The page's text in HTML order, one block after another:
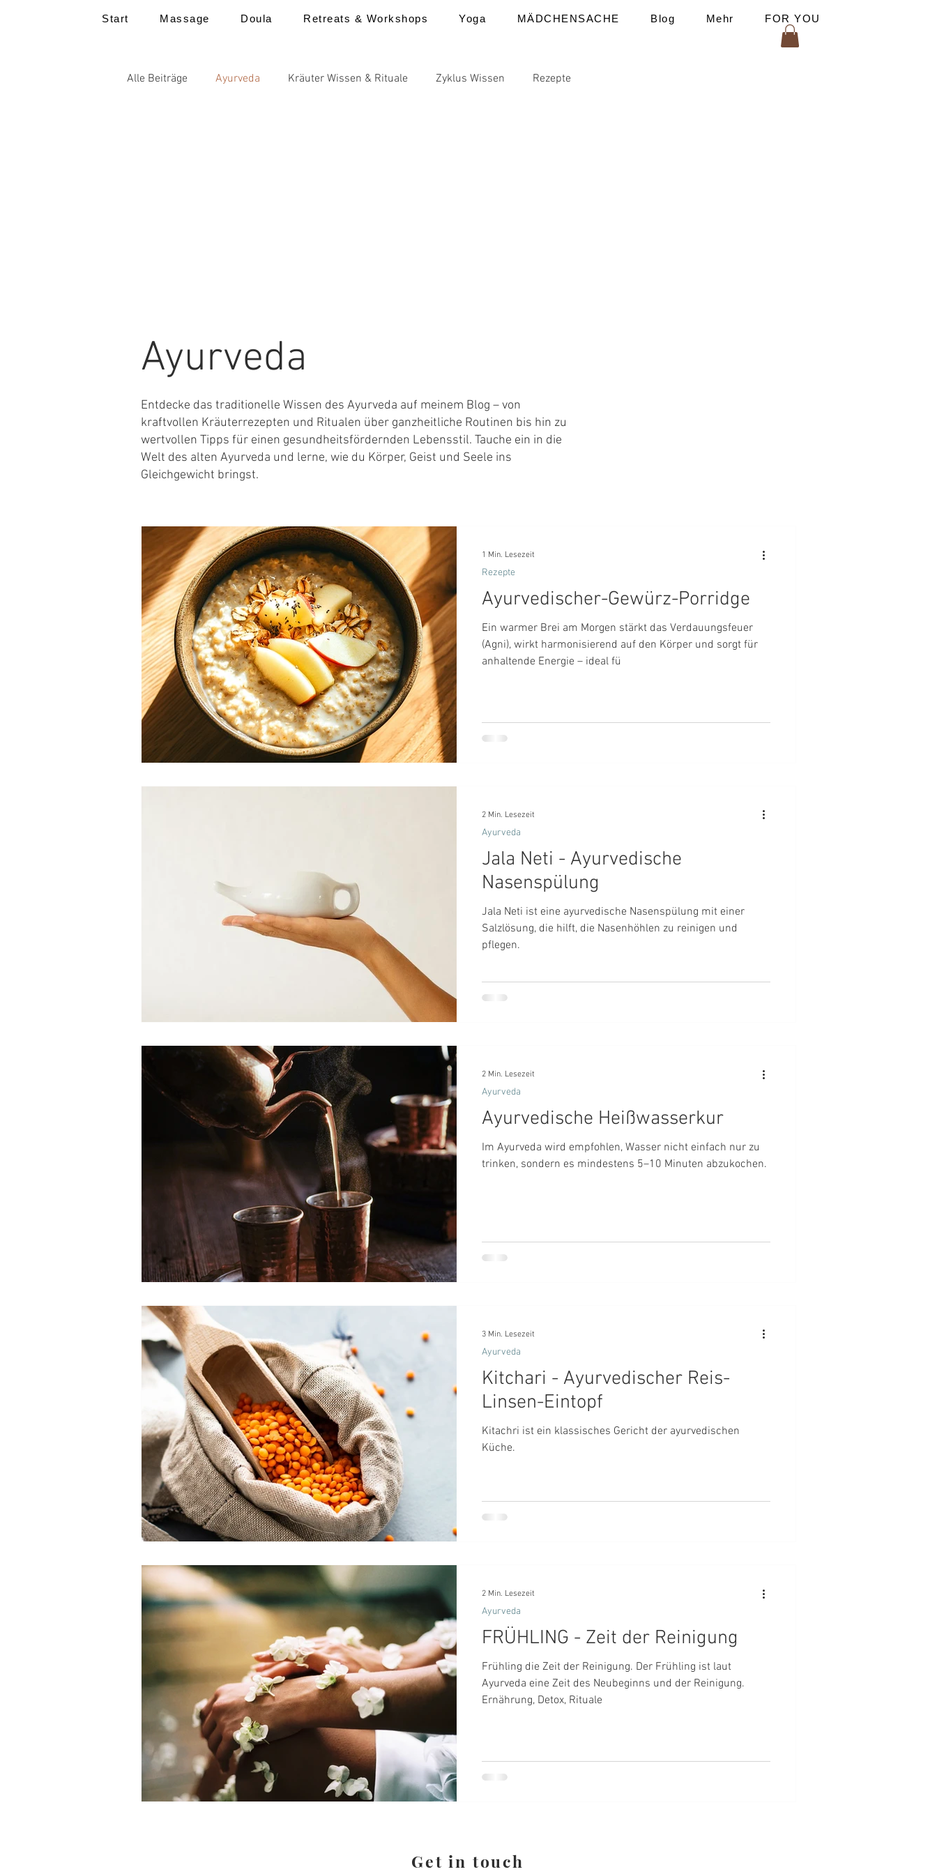
Start Massage Doula Retreats & Workshops Yoga MÄDCHENSACHE Blog Mehr FOR YOU
Alle Beiträge Ayurveda Kräuter Wissen & Rituale Zyklus Wissen Rezepte
Ayurveda
Entdecke das traditionelle Wissen des Ayurveda auf meinem Blog – von
kraftvollen Kräuterrezepten und Ritualen über ganzheitliche Routinen bis hin zu
wertvollen Tipps für einen gesundheitsfördernden Lebensstil. Tauche ein in die
Welt des alten Ayurveda und lerne, wie du Körper, Geist und Seele ins
Gleichgewicht bringst.
Ayurvedischer-Gewürz-Porridge
Ein warmer Brei am Morgen stärkt das Verdauungsfeuer
(Agni), wirkt harmonisierend auf den Körper und sorgt für
anhaltende Energie – ideal fü
Rezepte
1 Min. Lesezeit
Jala Neti - Ayurvedische
Nasenspülung
Jala Neti ist eine ayurvedische Nasenspülung mit einer
Salzlösung, die hilft, die Nasenhöhlen zu reinigen und
pflegen.
Ayurveda
2 Min. Lesezeit
Ayurvedische Heißwasserkur
Im Ayurveda wird empfohlen, Wasser nicht einfach nur zu
trinken, sondern es mindestens 5–10 Minuten abzukochen.
Ayurveda
2 Min. Lesezeit
Kitchari - Ayurvedischer Reis-
Linsen-Eintopf
Kitachri ist ein klassisches Gericht der ayurvedischen
Küche.
Ayurveda
3 Min. Lesezeit
FRÜHLING - Zeit der Reinigung
Frühling die Zeit der Reinigung. Der Frühling ist laut
Ayurveda eine Zeit des Neubeginns und der Reinigung.
Ernährung, Detox, Rituale
Ayurveda
2 Min. Lesezeit
Get in touch